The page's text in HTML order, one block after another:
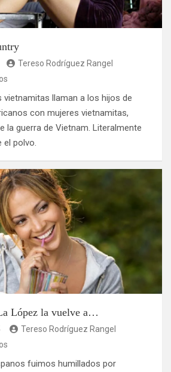
Tereso Rodríguez Rangel
vietnamitas llaman a los hijos de
con mujeres vietnamitas,
la guerra de Vietnam. Literalmente
el polvo.
López la vuelve a…
Tereso Rodríguez Rangel
fuimos humillados por